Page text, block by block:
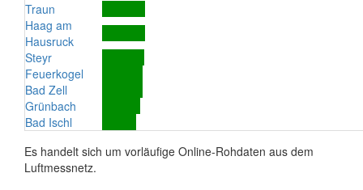
Traun
Haag am
Hausruck
Steyr
Feuerkogel
Bad Zell
Grünbach
Bad Ischl
Es handelt sich um vorläufige Online-Rohdaten aus dem
Luftmessnetz.